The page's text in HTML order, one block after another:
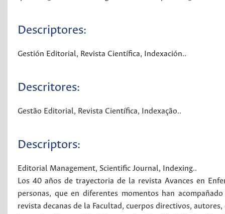
Descriptores:
Gestión Editorial, Revista Científica, Indexación..
Descritores:
Gestão Editorial, Revista Científica, Indexação..
Descriptors:
Editorial Management, Scientific Journal, Indexing..
Los 40 años de trayectoria de la revista Avances en
personas, que en diferentes momentos han
revista decanas de la Facultad, cuerpos directivos,